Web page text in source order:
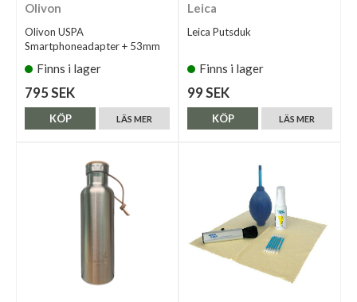
Olivon
Olivon USPA
Smartphoneadapter + 53mm
Finns i lager
795 SEK
LÄS MER
KÖP
Leica
Leica Putsduk
Finns i lager
99 SEK
LÄS MER
KÖP